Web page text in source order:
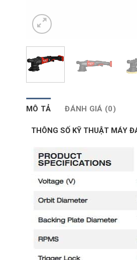
MÔ TẢ ĐÁNH GIÁ (0)
THÔNG SỐ KỸ THUẬT MÁY